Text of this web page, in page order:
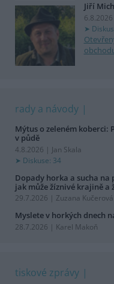
Jiří
6.8.2026
rady a návody
Mýtus o zeleném
v půdě
4.8.2026 | Jan Skala
Diskuse: 34
Dopady horka a sucha na
jak může žíznivé krajině a
29.7.2026 | Zuzana Kučerová
Myslete v horkých dnech
28.7.2026 | Karel Makoň
tiskové zprávy